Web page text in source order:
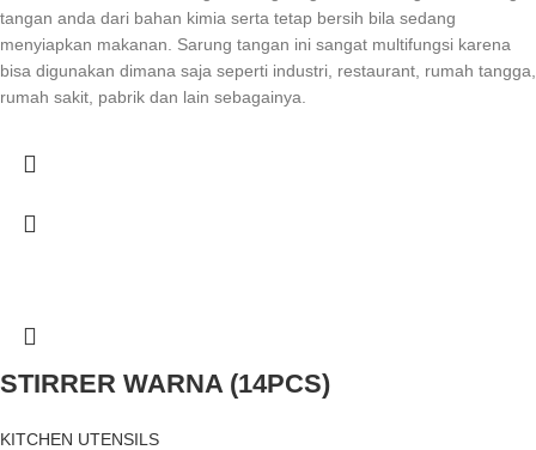
tangan anda dari bahan kimia serta tetap bersih bila sedang
menyiapkan makanan. Sarung tangan ini sangat multifungsi karena
bisa digunakan dimana saja seperti industri, restaurant, rumah tangga,
rumah sakit, pabrik dan lain sebagainya.
STIRRER WARNA (14PCS)
KITCHEN UTENSILS